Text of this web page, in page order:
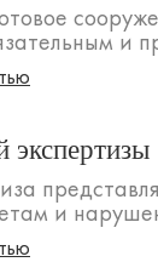
и
экспертизы
и